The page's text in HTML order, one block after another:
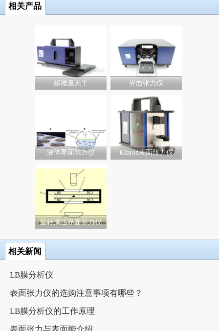
相关产品
超微量天平 界面张力仪
液体界面张力仪 Kibron表面张力仪
旋转滴法界面张力仪
相关新闻
LB膜分析仪
表面张力仪的选购注意事项有哪些？
LB膜分析仪的工作原理